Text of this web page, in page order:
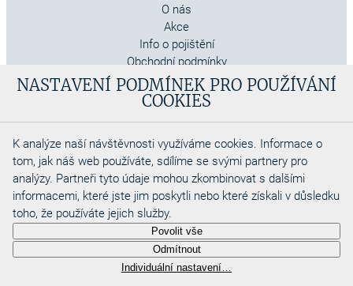
NASTAVENÍ PODMÍNEK PRO POUŽÍVÁNÍ
COOKIES
K analýze naší návštěvnosti využíváme cookies. Informace o
tom, jak náš web používáte, sdílíme se svými partnery pro
analýzy. Partneři tyto údaje mohou zkombinovat s dalšími
informacemi, které jste jim poskytli nebo které získali v důsledku
toho, že používáte jejich služby.
Povolit vše
Odmítnout
Individuální nastavení…
O nás
Akce
Info o pojištění
Obchodní podmínky
Cookies
Copyright 2026
Aquadino s.r.o
Webdesigned by